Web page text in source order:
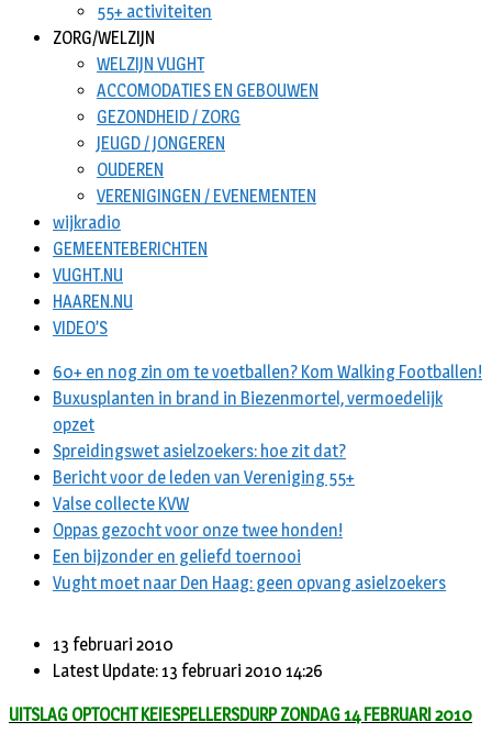
55+ activiteiten
ZORG/WELZIJN
WELZIJN VUGHT
ACCOMODATIES EN GEBOUWEN
GEZONDHEID / ZORG
JEUGD / JONGEREN
OUDEREN
VERENIGINGEN / EVENEMENTEN
wijkradio
GEMEENTEBERICHTEN
VUGHT.NU
HAAREN.NU
VIDEO’S
60+ en nog zin om te voetballen? Kom Walking Footballen!
Buxusplanten in brand in Biezenmortel, vermoedelijk
opzet
Spreidingswet asielzoekers: hoe zit dat?
Bericht voor de leden van Vereniging 55+
Valse collecte KVW
Oppas gezocht voor onze twee honden!
Een bijzonder en geliefd toernooi
Vught moet naar Den Haag: geen opvang asielzoekers
13 februari 2010
Latest Update: 13 februari 2010 14:26
UITSLAG OPTOCHT KEIESPELLERSDURP ZONDAG 14 FEBRUARI 2010